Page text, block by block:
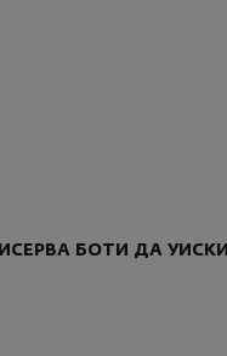
БОТИ ДА УИСКИ